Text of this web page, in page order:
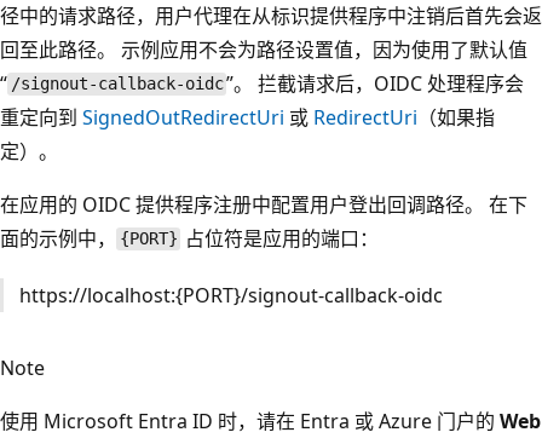
径中的请求路径，用户代理在从标识提供程序中注销后首先会返
回至此路径。 示例应用不会为路径设置值，因为使用了默认值
“ /signout-callback-oidc”。 拦截请求后，OIDC 处理程序会
重定向到 SignedOutRedirectUri 或 RedirectUri （如果指
定）。
在应用的 OIDC 提供程序注册中配置用户登出回调路径。 在下
面的示例中，
{PORT} 占位符是应用的端口：
https://localhost:{PORT}/signout-callback-oidc
Note
使用 Microsoft Entra ID 时，请在 Entra 或 Azure 门户的 Web